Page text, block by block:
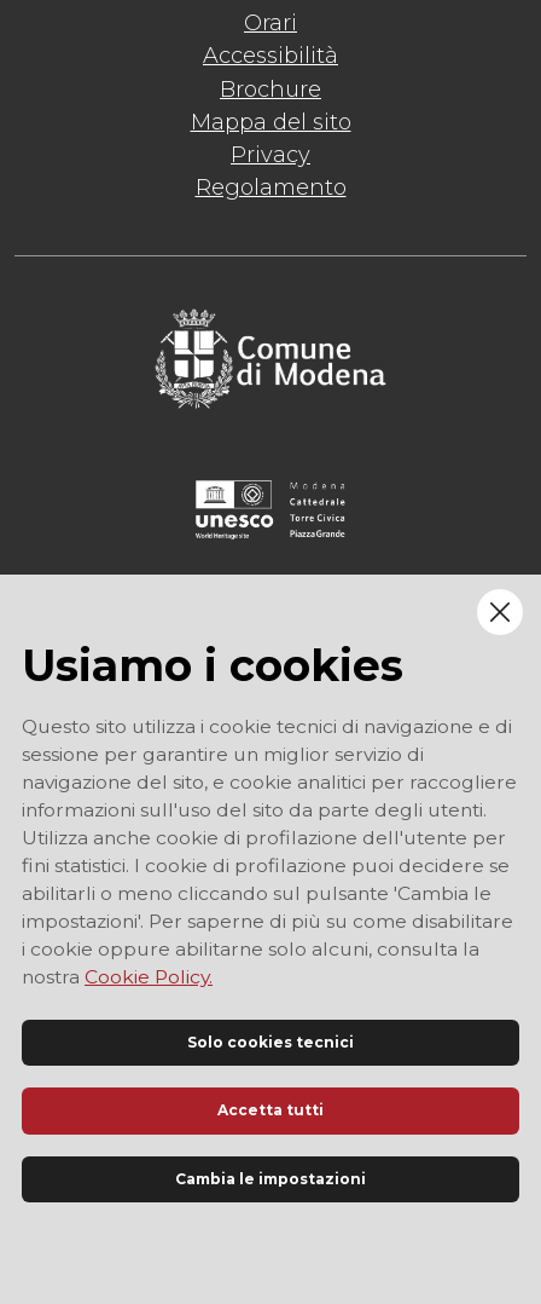
Orari
Accessibilità
Brochure
Mappa del sito
Privacy
Regolamento
Sito Ufficiale di Informazione Turistica di Modena
Usiamo i cookies
Questo sito utilizza i cookie tecnici di navigazione e di
sessione per garantire un miglior servizio di
navigazione del sito, e cookie analitici per raccogliere
informazioni sull'uso del sito da parte degli utenti.
Utilizza anche cookie di profilazione dell'utente per
fini statistici. I cookie di profilazione puoi decidere se
abilitarli o meno cliccando sul pulsante 'Cambia le
impostazioni'. Per saperne di più su come disabilitare
i cookie oppure abilitarne solo alcuni, consulta la
nostra Cookie Policy.
Solo cookies tecnici
Accetta tutti
Cambia le impostazioni